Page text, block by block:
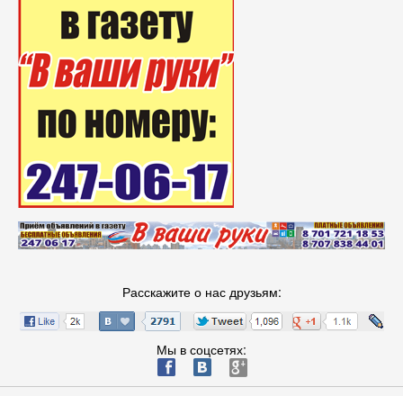
Расскажите о нас друзьям:
Мы в соцсетях:
ä æ è